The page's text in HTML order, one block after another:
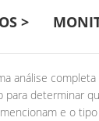
>
análise completa
para determinar
e o